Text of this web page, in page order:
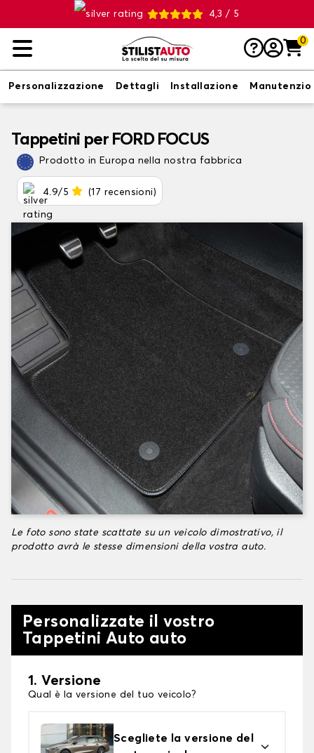
4,3 / 5
0
Personalizzazione Dettagli Installazione
Tappetini per FORD FOCUS
Prodotto in Europa nella nostra fabbrica
4.9/5 (17 recensioni)
Le foto sono state scattate su un veicolo dimostrativo, il
prodotto avrà le stesse dimensioni della vostra auto.
Personalizzate il vostro
Tappetini Auto auto
1. Versione
Qual è la versione del tuo veicolo?
Scegliete la versione del